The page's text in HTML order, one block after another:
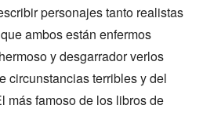
personajes tanto realistas
ambos están enfermos
y desgarrador verlos
circunstancias terribles y del
más famoso de los libros de